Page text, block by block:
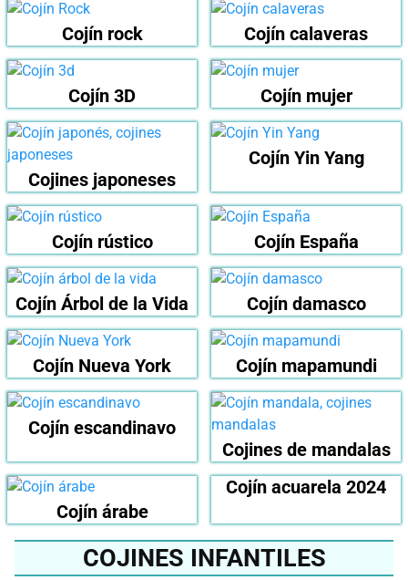
Cojín rock Cojín calaveras
Cojín 3D Cojín mujer
Cojines japoneses
Cojín Yin Yang
Cojín rústico Cojín España
Cojín Árbol de la Vida Cojín damasco
Cojín Nueva York Cojín mapamundi
Cojín escandinavo
Cojines de mandalas
Cojín árabe
Cojín acuarela 2024
COJINES INFANTILES